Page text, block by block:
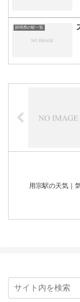
静岡県の駅一覧
用宗駅の天気｜